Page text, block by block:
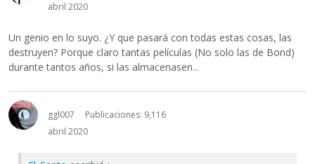
abril 2020
Un genio en lo suyo. ¿Y que pasará con todas estas cosas, las
destruyen? Porque claro tantas películas (No solo las de Bond)
durante tantos años, si las almacenasen...
ggl007
Publicaciones: 9,116
abril 2020